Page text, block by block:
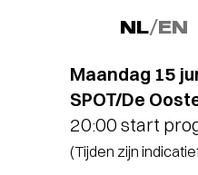
NL/EN
Maandag 15
SPOT/De
20:00 start
(Tijden zijn